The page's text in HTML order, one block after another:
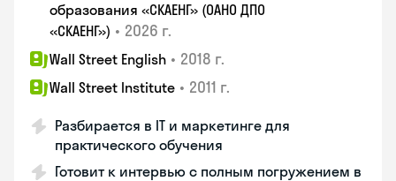
образования «СКАЕНГ» (ОАНО ДПО
«СКАЕНГ») • 2026 г.
Wall Street English • 2018 г.
Wall Street Institute • 2011 г.
Разбирается в IT и маркетинге для
практического обучения
Готовит к интервью с полным погружением в